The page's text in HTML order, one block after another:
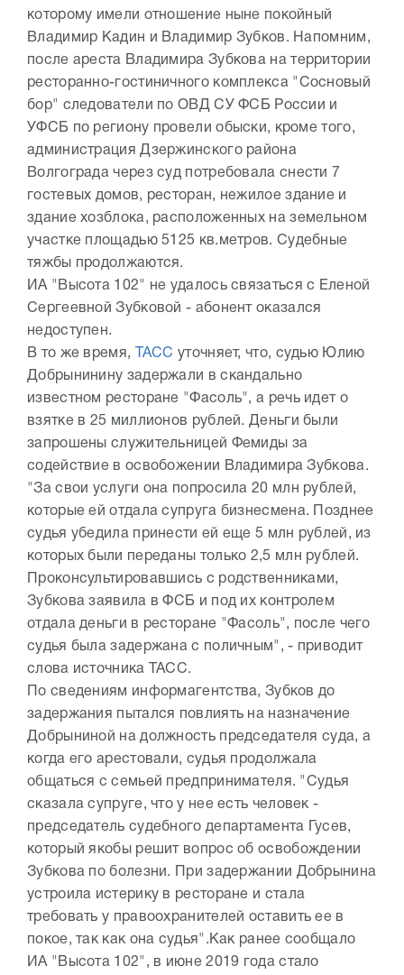
которому имели отношение ныне покойный
Владимир Кадин и Владимир Зубков. Напомним,
после ареста Владимира Зубкова на территории
ресторанно-гостиничного комплекса "Сосновый
бор" следователи по ОВД СУ ФСБ России и
УФСБ по региону провели обыски, кроме того,
администрация Дзержинского района
Волгограда через суд потребовала снести 7
гостевых домов, ресторан, нежилое здание и
здание хозблока, расположенных на земельном
участке площадью 5125 кв.метров. Судебные
тяжбы продолжаются.
ИА "Высота 102" не удалось связаться с Еленой
Сергеевной Зубковой - абонент оказался
недоступен.
В то же время, ТАССуточняет, что, судью Юлию
Добрынинину задержали в скандально
известном ресторане "Фасоль", а речь идет о
взятке в 25 миллионов рублей. Деньги были
запрошены служительницей Фемиды за
содействие в освобожении Владимира Зубкова.
"За свои услуги она попросила 20 млн рублей,
которые ей отдала супруга бизнесмена. Позднее
судья убедила принести ей еще 5 млн рублей, из
которых были переданы только 2,5 млн рублей.
Проконсультировавшись с родственниками,
Зубкова заявила в ФСБ и под их контролем
отдала деньги в ресторане "Фасоль", после чего
судья была задержана с поличным", - приводит
слова источника ТАСС.
По сведениям информагентства, Зубков до
задержания пытался повлиять на назначение
Добрыниной на должность председателя суда, а
когда его арестовали, судья продолжала
общаться с семьей предпринимателя. "Судья
сказала супруге, что у нее есть человек -
председатель судебного департамента Гусев,
который якобы решит вопрос об освобождении
Зубкова по болезни. При задержании Добрынина
устроила истерику в ресторане и стала
требовать у правоохранителей оставить ее в
покое, так как она судья". Как ранее сообщало
ИА "Высота 102", в июне 2019 года стало